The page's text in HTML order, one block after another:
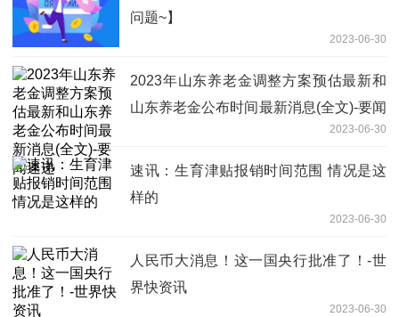
问题~】
2023-06-30
2023年山东养老金调整方案预估最新和
山东养老金公布时间最新消息(全文)-要闻
2023-06-30
速讯：生育津贴报销时间范围 情况是这
样的
2023-06-30
人民币大消息！这一国央行批准了！-世
界快资讯
2023-06-30